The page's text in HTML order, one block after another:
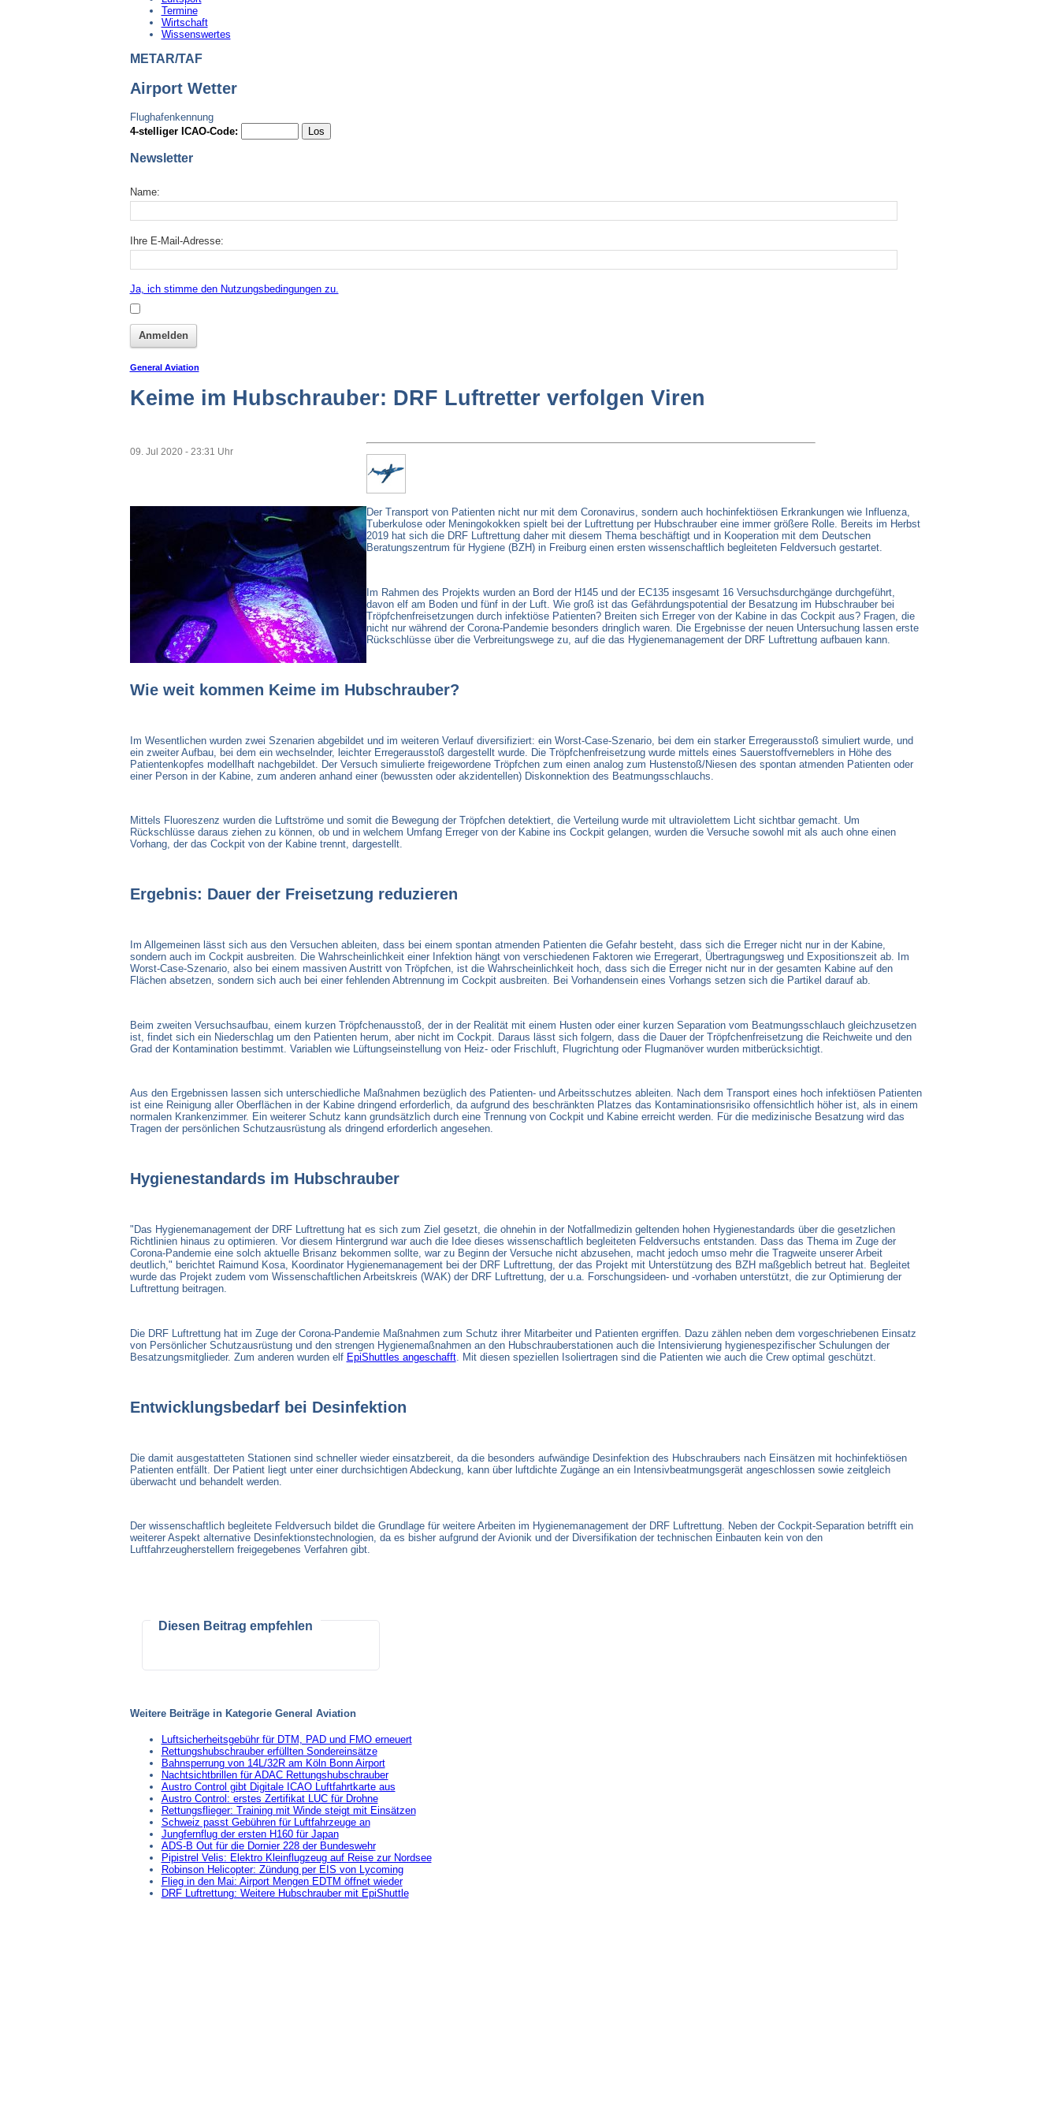
Termine
Wirtschaft
Wissenswertes
METAR/TAF
Airport Wetter
Flughafenkennung
4-stelliger ICAO-Code:
Newsletter
Name:
Ihre E-Mail-Adresse:
Ja, ich stimme den Nutzungsbedingungen zu.
General Aviation
Keime im Hubschrauber: DRF Luftretter verfolgen Viren
09. Jul 2020 - 23:31 Uhr
Der Transport von Patienten nicht nur mit dem Coronavirus, sondern auch hochinfektiösen Erkrankungen wie Influenza,
Tuberkulose oder Meningokokken spielt bei der Luftrettung per Hubschrauber eine immer größere Rolle. Bereits im Herbst
2019 hat sich die DRF Luftrettung daher mit diesem Thema beschäftigt und in Kooperation mit dem Deutschen
Beratungszentrum für Hygiene (BZH) in Freiburg einen ersten wissenschaftlich begleiteten Feldversuch gestartet.
Im Rahmen des Projekts wurden an Bord der H145 und der EC135 insgesamt 16 Versuchsdurchgänge durchgeführt,
davon elf am Boden und fünf in der Luft. Wie groß ist das Gefährdungspotential der Besatzung im Hubschrauber bei
Tröpfchenfreisetzungen durch infektiöse Patienten? Breiten sich Erreger von der Kabine in das Cockpit aus? Fragen, die
nicht nur während der Corona-Pandemie besonders dringlich waren. Die Ergebnisse der neuen Untersuchung lassen erste
Rückschlüsse über die Verbreitungswege zu, auf die das Hygienemanagement der DRF Luftrettung aufbauen kann.
Wie weit kommen Keime im Hubschrauber?
Im Wesentlichen wurden zwei Szenarien abgebildet und im weiteren Verlauf diversifiziert: ein Worst-Case-Szenario, bei dem ein starker Erregerausstoß simuliert wurde, und
ein zweiter Aufbau, bei dem ein wechselnder, leichter Erregerausstoß dargestellt wurde. Die Tröpfchenfreisetzung wurde mittels eines Sauerstoffverneblers in Höhe des
Patientenkopfes modellhaft nachgebildet. Der Versuch simulierte freigewordene Tröpfchen zum einen analog zum Hustenstoß/Niesen des spontan atmenden Patienten oder
einer Person in der Kabine, zum anderen anhand einer (bewussten oder akzidentellen) Diskonnektion des Beatmungsschlauchs.
Mittels Fluoreszenz wurden die Luftströme und somit die Bewegung der Tröpfchen detektiert, die Verteilung wurde mit ultraviolettem Licht sichtbar gemacht. Um
Rückschlüsse daraus ziehen zu können, ob und in welchem Umfang Erreger von der Kabine ins Cockpit gelangen, wurden die Versuche sowohl mit als auch ohne einen
Vorhang, der das Cockpit von der Kabine trennt, dargestellt.
Ergebnis: Dauer der Freisetzung reduzieren
Im Allgemeinen lässt sich aus den Versuchen ableiten, dass bei einem spontan atmenden Patienten die Gefahr besteht, dass sich die Erreger nicht nur in der Kabine,
sondern auch im Cockpit ausbreiten. Die Wahrscheinlichkeit einer Infektion hängt von verschiedenen Faktoren wie Erregerart, Übertragungsweg und Expositionszeit ab. Im
Worst-Case-Szenario, also bei einem massiven Austritt von Tröpfchen, ist die Wahrscheinlichkeit hoch, dass sich die Erreger nicht nur in der gesamten Kabine auf den
Flächen absetzen, sondern sich auch bei einer fehlenden Abtrennung im Cockpit ausbreiten. Bei Vorhandensein eines Vorhangs setzen sich die Partikel darauf ab.
Beim zweiten Versuchsaufbau, einem kurzen Tröpfchenausstoß, der in der Realität mit einem Husten oder einer kurzen Separation vom Beatmungsschlauch gleichzusetzen
ist, findet sich ein Niederschlag um den Patienten herum, aber nicht im Cockpit. Daraus lässt sich folgern, dass die Dauer der Tröpfchenfreisetzung die Reichweite und den
Grad der Kontamination bestimmt. Variablen wie Lüftungseinstellung von Heiz- oder Frischluft, Flugrichtung oder Flugmanöver wurden mitberücksichtigt.
Aus den Ergebnissen lassen sich unterschiedliche Maßnahmen bezüglich des Patienten- und Arbeitsschutzes ableiten. Nach dem Transport eines hoch infektiösen Patienten
ist eine Reinigung aller Oberflächen in der Kabine dringend erforderlich, da aufgrund des beschränkten Platzes das Kontaminationsrisiko offensichtlich höher ist, als in einem
normalen Krankenzimmer. Ein weiterer Schutz kann grundsätzlich durch eine Trennung von Cockpit und Kabine erreicht werden. Für die medizinische Besatzung wird das
Tragen der persönlichen Schutzausrüstung als dringend erforderlich angesehen.
Hygienestandards im Hubschrauber
"Das Hygienemanagement der DRF Luftrettung hat es sich zum Ziel gesetzt, die ohnehin in der Notfallmedizin geltenden hohen Hygienestandards über die gesetzlichen
Richtlinien hinaus zu optimieren. Vor diesem Hintergrund war auch die Idee dieses wissenschaftlich begleiteten Feldversuchs entstanden. Dass das Thema im Zuge der
Corona-Pandemie eine solch aktuelle Brisanz bekommen sollte, war zu Beginn der Versuche nicht abzusehen, macht jedoch umso mehr die Tragweite unserer Arbeit
deutlich," berichtet Raimund Kosa, Koordinator Hygienemanagement bei der DRF Luftrettung, der das Projekt mit Unterstützung des BZH maßgeblich betreut hat. Begleitet
wurde das Projekt zudem vom Wissenschaftlichen Arbeitskreis (WAK) der DRF Luftrettung, der u.a. Forschungsideen- und -vorhaben unterstützt, die zur Optimierung der
Luftrettung beitragen.
Die DRF Luftrettung hat im Zuge der Corona-Pandemie Maßnahmen zum Schutz ihrer Mitarbeiter und Patienten ergriffen. Dazu zählen neben dem vorgeschriebenen Einsatz
von Persönlicher Schutzausrüstung und den strengen Hygienemaßnahmen an den Hubschrauberstationen auch die Intensivierung hygienespezifischer Schulungen der
Besatzungsmitglieder. Zum anderen wurden elf EpiShuttles angeschafft. Mit diesen speziellen Isoliertragen sind die Patienten wie auch die Crew optimal geschützt.
Entwicklungsbedarf bei Desinfektion
Die damit ausgestatteten Stationen sind schneller wieder einsatzbereit, da die besonders aufwändige Desinfektion des Hubschraubers nach Einsätzen mit hochinfektiösen
Patienten entfällt. Der Patient liegt unter einer durchsichtigen Abdeckung, kann über luftdichte Zugänge an ein Intensivbeatmungsgerät angeschlossen sowie zeitgleich
überwacht und behandelt werden.
Der wissenschaftlich begleitete Feldversuch bildet die Grundlage für weitere Arbeiten im Hygienemanagement der DRF Luftrettung. Neben der Cockpit-Separation betrifft ein
weiterer Aspekt alternative Desinfektionstechnologien, da es bisher aufgrund der Avionik und der Diversifikation der technischen Einbauten kein von den
Luftfahrzeugherstellern freigegebenes Verfahren gibt.
Diesen Beitrag empfehlen
Weitere Beiträge in Kategorie General Aviation
Luftsicherheitsgebühr für DTM, PAD und FMO erneuert
Rettungshubschrauber erfüllten Sondereinsätze
Bahnsperrung von 14L/32R am Köln Bonn Airport
Nachtsichtbrillen für ADAC Rettungshubschrauber
Austro Control gibt Digitale ICAO Luftfahrtkarte aus
Austro Control: erstes Zertifikat LUC für Drohne
Rettungsflieger: Training mit Winde steigt mit Einsätzen
Schweiz passt Gebühren für Luftfahrzeuge an
Jungfernflug der ersten H160 für Japan
ADS-B Out für die Dornier 228 der Bundeswehr
Pipistrel Velis: Elektro Kleinflugzeug auf Reise zur Nordsee
Robinson Helicopter: Zündung per EIS von Lycoming
Flieg in den Mai: Airport Mengen EDTM öffnet wieder
DRF Luftrettung: Weitere Hubschrauber mit EpiShuttle